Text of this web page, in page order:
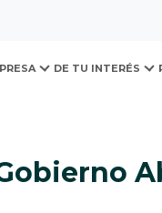
y
DE TU INTERÉS